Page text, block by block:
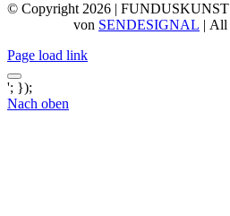
© Copyright 2026 | FUNDUSKUNST
von SENDESIGNAL | All
Page load link
'; });
Nach oben